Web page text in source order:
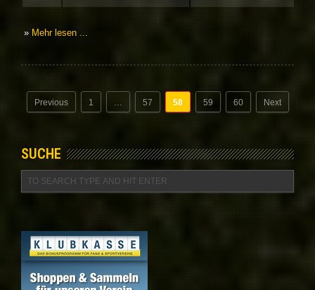
» Mehr lesen ...
Posts
Previous 1 … 57 58 59 60 Next
SUCHE